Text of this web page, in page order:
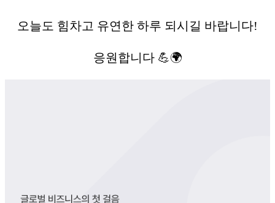
오늘도 힘차고 유연한 하루 되시길 바랍니다!
응원합니다 💪🌍